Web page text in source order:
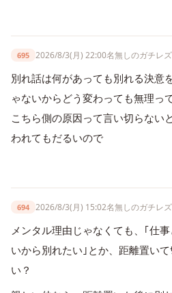
695 2026/8/3(月) 22:00名無しのガチレズ
別れ話は何があっても別れる決意
ゃないからどう変わっても無理っ
こちら側の原因って言い切らない
われてもだるいので
694 2026/8/3(月) 15:02名無しのガチレズ
メンタル理由じゃなくても、｢仕
いから別れたい｣とか、距離置い
い？